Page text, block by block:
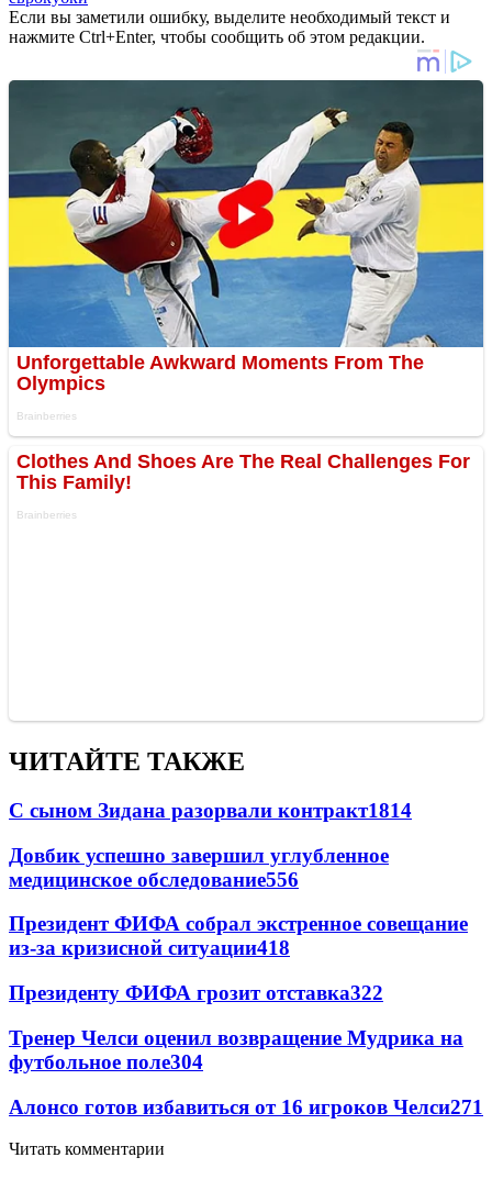
Если вы заметили ошибку, выделите необходимый текст и
нажмите Ctrl+Enter, чтобы сообщить об этом редакции.
ЧИТАЙТЕ ТАКЖЕ
С сыном Зидана разорвали контракт1814
Довбик успешно завершил углубленное
медицинское обследование556
Президент ФИФА собрал экстренное совещание
из-за кризисной ситуации418
Президенту ФИФА грозит отставка322
Тренер Челси оценил возвращение Мудрика на
футбольное поле304
Алонсо готов избавиться от 16 игроков Челси271
Читать комментарии